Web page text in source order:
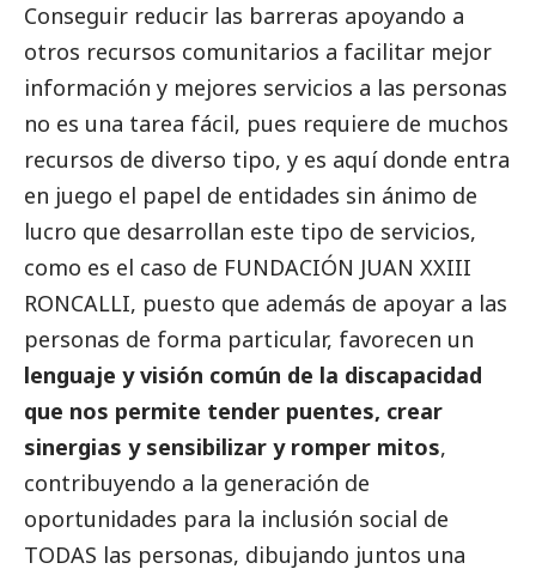
Conseguir reducir las barreras apoyando a
otros recursos comunitarios a facilitar mejor
información y mejores servicios a las personas
no es una tarea fácil, pues requiere de muchos
recursos de diverso tipo, y es aquí donde entra
en juego el papel de entidades sin ánimo de
lucro que desarrollan este tipo de servicios,
como es el caso de FUNDACIÓN JUAN XXIII
RONCALLI, puesto que además de apoyar a las
personas de forma particular, favorecen un
lenguaje y visión común de la discapacidad
que nos permite tender puentes, crear
sinergias y sensibilizar y romper mitos,
contribuyendo a la generación de
oportunidades para la inclusión social de
TODAS las personas, dibujando juntos una